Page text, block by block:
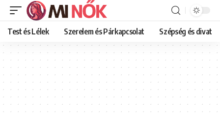
Test és Lélek Szerelem és Párkapcsolat Szépség és divat